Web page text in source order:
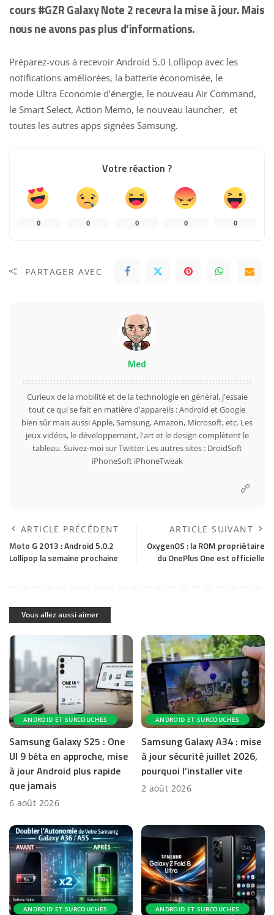
cours #GZR Galaxy Note 2 recevra la mise à jour. Mais
nous ne avons pas plus d’informations.
Préparez-vous à recevoir Android 5.0 Lollipop avec les
notifications améliorées, la batterie économisée, le
mode Ultra Economie d’énergie, le nouveau Air Command,
le Smart Select, Action Memo, le nouveau launcher, et
toutes les autres apps signées Samsung.
Votre réaction ?
0 0 0 0 0
PARTAGER AVEC
Med
Curieux de la mobilité et de la technologie en général, j'essaie
tout ce qui se fait en matière d'appareils : Android et Google
bien sûr mais aussi Apple, Samsung, Amazon, Microsoft, etc. Les
jeux vidéos, le développement, l'art et le design complètent le
tableau. Suivez-moi surTwitterLes autres sites : DroidSoft
iPhoneSoft iPhoneTweak
ARTICLE PRÉCÉDENT
Moto G 2013 : Android 5.0.2
Lollipop la semaine prochaine
ARTICLE SUIVANT
OxygenOS : la ROM propriétaire
du OnePlus One est officielle
Vous allez aussi aimer
ANDROID ET SURCOUCHES
Samsung Galaxy S25 : One
UI 9 bêta en approche, mise
à jour Android plus rapide
que jamais
6 août 2026
ANDROID ET SURCOUCHES
Samsung Galaxy A34 : mise
à jour sécurité juillet 2026,
pourquoi l’installer vite
2 août 2026
ANDROID ET SURCOUCHES ANDROID ET SURCOUCHES